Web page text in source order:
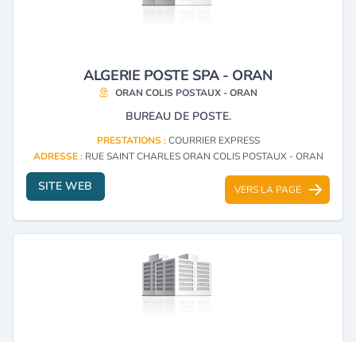
ALGERIE POSTE SPA - ORAN
ORAN COLIS POSTAUX - ORAN
BUREAU DE POSTE.
PRESTATIONS :COURRIER EXPRESS
ADRESSE : RUE SAINT CHARLES ORAN COLIS POSTAUX - ORAN
SITE WEB VERS LA PAGE